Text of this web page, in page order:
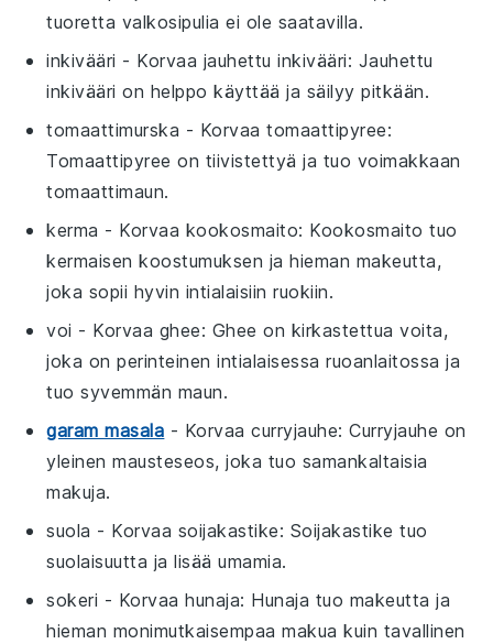
tuoretta valkosipulia ei ole saatavilla.
inkivääri - Korvaa jauhettu inkivääri: Jauhettu
inkivääri on helppo käyttää ja säilyy pitkään.
tomaattimurska - Korvaatomaattipyree:
Tomaattipyree on tiivistettyä ja tuo voimakkaan
tomaattimaun.
kerma - Korvaa kookosmaito: Kookosmaito tuo
kermaisen koostumuksen ja hieman makeutta,
joka sopii hyvin intialaisiin ruokiin.
voi - Korvaa ghee: Ghee on kirkastettua voita,
joka on perinteinen intialaisessa ruoanlaitossa ja
tuo syvemmän maun.
garam masala - Korvaacurryjauhe: Curryjauhe on
yleinen mausteseos, joka tuo samankaltaisia
makuja.
suola - Korvaa soijakastike: Soijakastike tuo
suolaisuutta ja lisää umamia.
sokeri - Korvaahunaja: Hunaja tuo makeutta ja
hieman monimutkaisempaa makua kuin tavallinen